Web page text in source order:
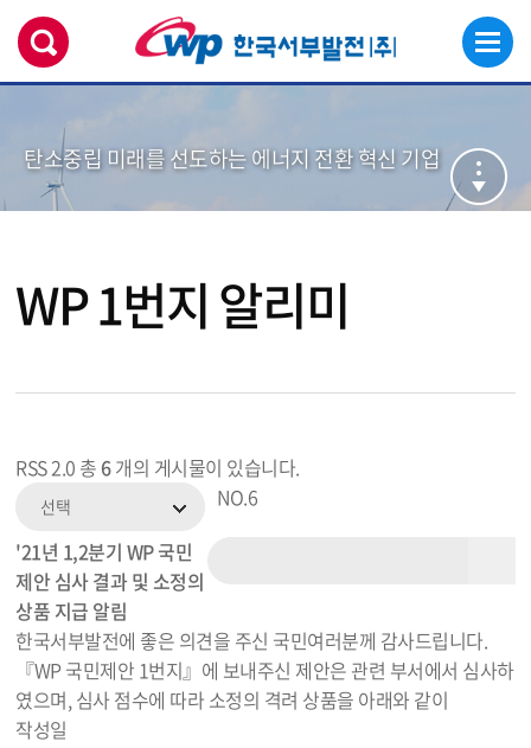
탄소중립 미래를 선도하는 에너지 전환 혁신 기업
WP 1번지 알리미
RSS 2.0 총 6개의 게시물이 있습니다.
선택 NO.6
'21년 1,2분기 WP 국민
제안 심사 결과 및 소정의
상품 지급 알림
한국서부발전에 좋은 의견을 주신 국민여러분께 감사드립니다.
『WP 국민제안 1번지』에 보내주신 제안은 관련 부서에서 심사하
였으며, 심사 점수에 따라 소정의 격려 상품을 아래와 같이
작성일